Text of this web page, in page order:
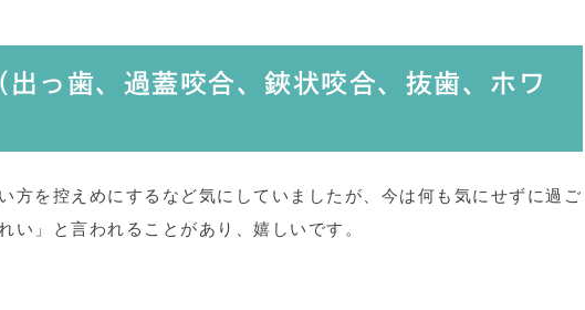
っ歯、過蓋咬合、鋏状咬合、抜歯、ホワ
方を控えめにするなど気にしていましたが、今は何も気にせずに過ご
い」と言われることがあり、嬉しいです。